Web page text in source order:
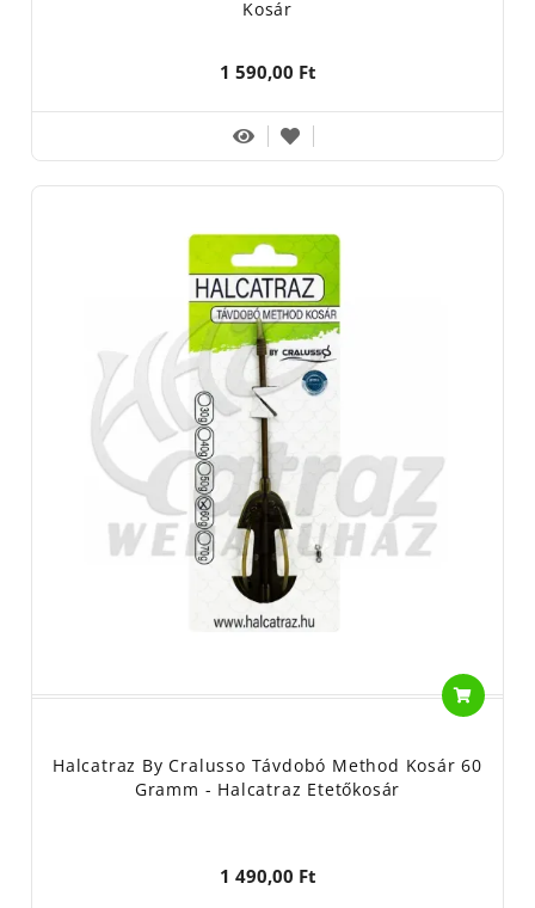
Kosár
1 590,00 Ft
Halcatraz By Cralusso Távdobó Method Kosár 60
Gramm - Halcatraz Etetőkosár
1 490,00 Ft